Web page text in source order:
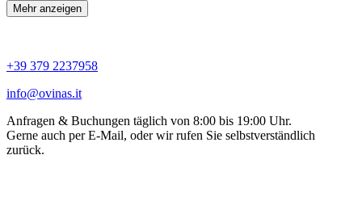
Mehr anzeigen
+39 379 2237958
info@ovinas.it
Anfragen & Buchungen täglich von 8:00 bis 19:00 Uhr.
Gerne auch per E-Mail, oder wir rufen Sie selbstverständlich
zurück.